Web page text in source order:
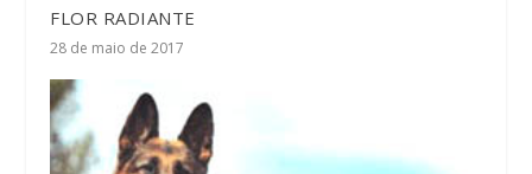
FLOR RADIANTE
28 de maio de 2017